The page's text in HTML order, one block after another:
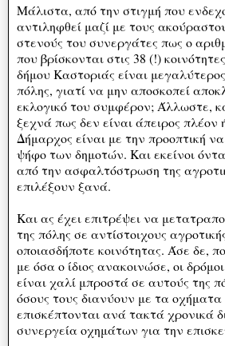
Μάλιστα, από την στιγμή που
αντιληφθεί μαζί με τους
στενούς του συνεργάτες πως ο
που βρίσκονται στις 38 (!)
δήμου Καστοριάς είναι
πόλης, γιατί να μην αποσκοπεί
εκλογικό του συμφέρον; Άλλωστε,
ξεχνά πως δεν είναι άπειρος πλέον
Δήμαρχος είναι με την προοπτική
ψήφο των δημοτών. Και εκείνοι
από την ασφαλτόστρωση της
επιλέξουν ξανά.
Και ας έχει επιτρέψει να
της πόλης σε αντίστοιχους
οποιασδήποτε κοινότητας. Άσε δε,
με όσα ο ίδιος ανακοινώσε, οι
είναι χαλί μπροστά σε αυτούς της
όσους τους διανύουν με τα
επισκέπτονται ανά τακτά χρονικά
συνεργεία οχημάτων για την